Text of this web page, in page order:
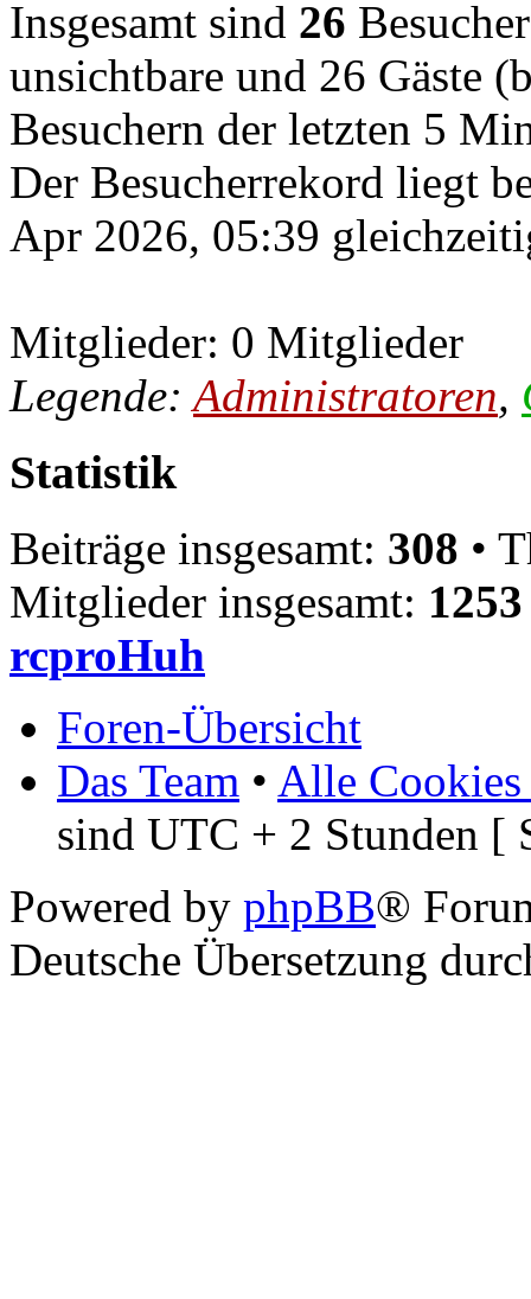
Insgesamt sind 26
unsichtbare und 26 Gäste
Besuchern der letzten 5
Der Besucherrekord liegt
Apr 2026, 05:39
Mitglieder: 0 Mitglieder
Legende:Administratoren,
Statistik
Beiträge insgesamt: 308 •
Mitglieder insgesamt: 1253
rcproHuh
Foren-Übersicht
Das Team • Alle Cookies
sind UTC + 2 Stunden [
Powered by phpBB®
Deutsche Übersetzung